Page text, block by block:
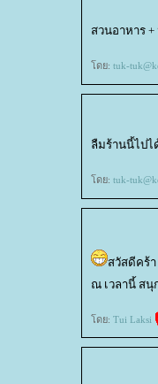
สวนอาหาร
ดย: tuk-
ลืมร้านนี้ไปไ
ดย: tuk-
สวัสดีคร้
ณ เวลานี้ สนุ
ดย: Tui Laksi